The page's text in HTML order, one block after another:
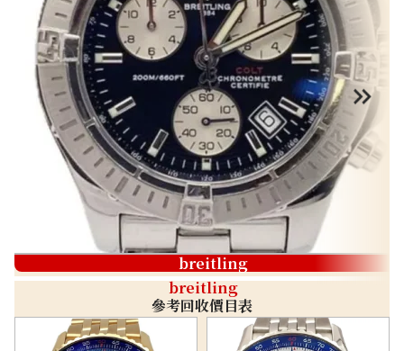
breitling
breitling
參考回收價目表